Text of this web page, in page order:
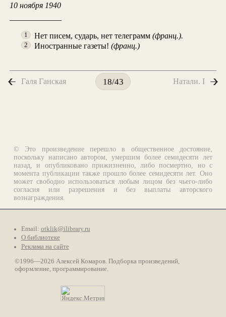
10 ноября 1940
1 Нет писем, сударь, нет телеграмм(франц.).
2 Иностранные газеты!(франц.)
Галя Ганская 18/43 Натали. I
© Это произведение перешло в общественное достояние,
поскольку написано автором, умершим более семидесяти лет
назад, и опубликовано прижизненно, либо посмертно, но с
момента публикации также прошло более семидесяти лет. Оно
может свободно использоваться любым лицом без чьего-либо
согласия или разрешения и без выплаты авторского
вознаграждения.
Email: otklik@ilibrary.ru
О библиотеке
Реклама на сайте
©1996—2026 Алексей Комаров. Подборка произведений,
оформление, программирование.